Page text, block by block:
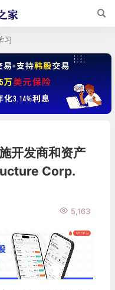
习
开发商和资产
Corp.
5,163